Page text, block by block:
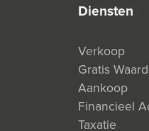
diensten
Verkoop
Gratis
Aankoop
Financieel
Taxatie